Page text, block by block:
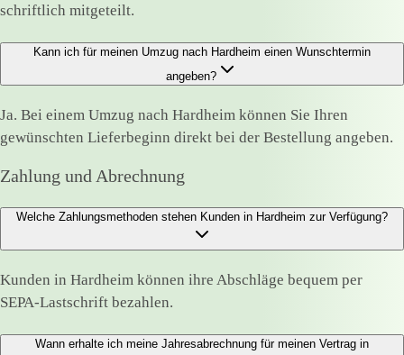
schriftlich mitgeteilt.
Kann ich für meinen Umzug nach Hardheim einen Wunschtermin
angeben?
Ja. Bei einem Umzug nach Hardheim können Sie Ihren
gewünschten Lieferbeginn direkt bei der Bestellung angeben.
Zahlung und Abrechnung
Welche Zahlungsmethoden stehen Kunden in Hardheim zur Verfügung?
Kunden in Hardheim können ihre Abschläge bequem per
SEPA-Lastschrift bezahlen.
Wann erhalte ich meine Jahresabrechnung für meinen Vertrag in